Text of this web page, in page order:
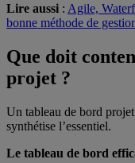
Lire aussi : Agile,
bonne méthode de
Que doit
projet ?
Un tableau de bord
synthétise l’essentiel.
Le tableau de bord